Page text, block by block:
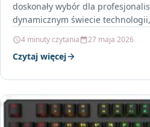
doskonały wybór dla
dynamicznym świecie
4 minuty czytania 27 maja 2026
Czytaj więcej